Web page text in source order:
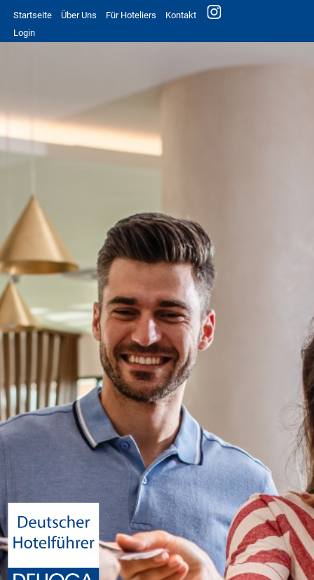
Startseite Über Uns Für Hoteliers
Kontakt
Login